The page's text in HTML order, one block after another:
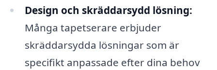
Design och skräddarsydd lösning:
Många tapetserare erbjuder
skräddarsydda lösningar som är
specifikt anpassade efter dina behov